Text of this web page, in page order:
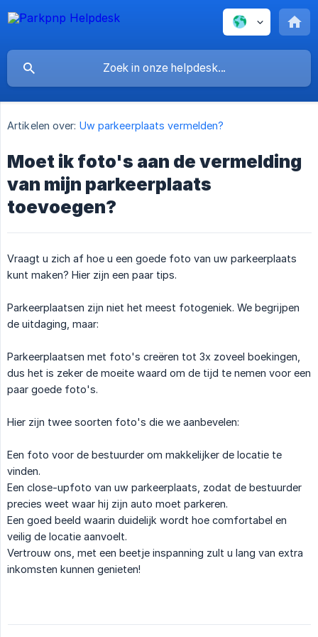
Artikelen over: Uw parkeerplaats vermelden?
Moet ik foto's aan de vermelding
van mijn parkeerplaats
toevoegen?
Vraagt u zich af hoe u een goede foto van uw parkeerplaats
kunt maken? Hier zijn een paar tips.
Parkeerplaatsen zijn niet het meest fotogeniek. We begrijpen
de uitdaging, maar:
Parkeerplaatsen met foto's creëren tot 3x zoveel boekingen,
dus het is zeker de moeite waard om de tijd te nemen voor een
paar goede foto's.
Hier zijn twee soorten foto's die we aanbevelen:
Een foto voor de bestuurder om makkelijker de locatie te
vinden.
Een close-upfoto van uw parkeerplaats, zodat de bestuurder
precies weet waar hij zijn auto moet parkeren.
Een goed beeld waarin duidelijk wordt hoe comfortabel en
veilig de locatie aanvoelt.
Vertrouw ons, met een beetje inspanning zult u lang van extra
inkomsten kunnen genieten!